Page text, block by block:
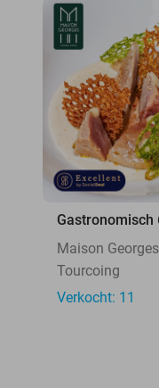
Gastronomisch
Maison Georges
Tourcoing
Verkocht: 11